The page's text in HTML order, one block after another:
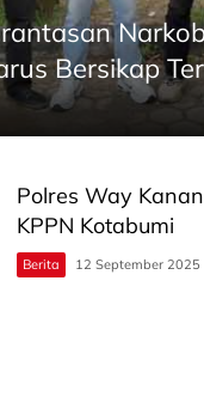
Bersikap
Polres Way
KPPN Kotabumi
Berita 12 September 2025